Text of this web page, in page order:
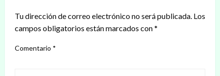
Tu dirección de correo electrónico no será publicada. Los
campos obligatorios están marcados con*
Comentario *